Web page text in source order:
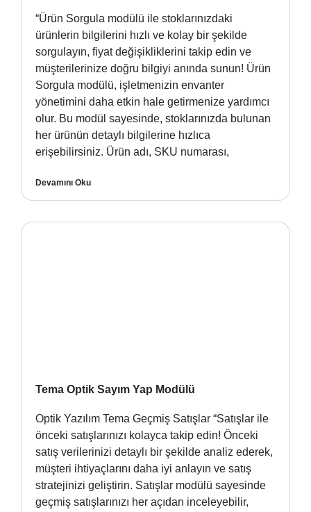
“Ürün Sorgula modülü ile stoklarınızdaki
ürünlerin bilgilerini hızlı ve kolay bir şekilde
sorgulayın, fiyat değişikliklerini takip edin ve
müşterilerinize doğru bilgiyi anında sunun! Ürün
Sorgula modülü, işletmenizin envanter
yönetimini daha etkin hale getirmenize yardımcı
olur. Bu modül sayesinde, stoklarınızda bulunan
her ürünün detaylı bilgilerine hızlıca
erişebilirsiniz. Ürün adı, SKU numarası,
Devamını Oku
Tema Optik Sayım Yap Modülü
Optik Yazılım Tema Geçmiş Satışlar “Satışlar ile
önceki satışlarınızı kolayca takip edin! Önceki
satış verilerinizi detaylı bir şekilde analiz ederek,
müşteri ihtiyaçlarını daha iyi anlayın ve satış
stratejinizi geliştirin. Satışlar modülü sayesinde
geçmiş satışlarınızı her açıdan inceleyebilir,